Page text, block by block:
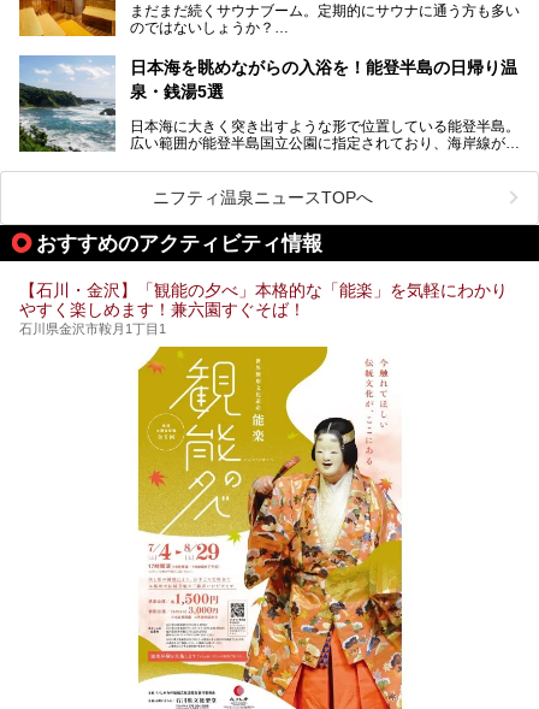
れちゃう！なんということでしょう！！
り、観光に加えて温泉もぜひ楽しみたいところ。金沢エリア
でおすすめのスーパー銭湯をご紹介します。
まだまだ続くサウナブーム。定期的にサウナに通う方も多い
のではないしょうか？
今回はそんなサウナによく行く人もこれから楽しむ人も格安
で楽しめるサウナを紹介します。
など、種類豊富ですよ。
日本海を眺めながらの入浴を！能登半島の日帰り温
泉・銭湯5選
日本海に大きく突き出すような形で位置している能登半島。
広い範囲が能登半島国立公園に指定されており、海岸線が作
車で行くのがオススメですが、ドライブの際にぜひ一緒に楽
しんでいただきたいのが温泉です。絶景を眺めながらつかる
温泉は最高ですよ！ 今回はそんな能登の温泉を5つご紹介
します。
ニフティ温泉ニュースTOPへ
おすすめのアクティビティ情報
【石川・金沢】「観能の夕べ」本格的な「能楽」を気軽にわかり
やすく楽しめます！兼六園すぐそば！
石川県金沢市鞍月1丁目1